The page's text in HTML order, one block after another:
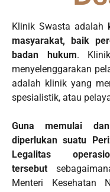
Klinik Swasta adalah
masyarakat, baik
badan hukum.
menyelenggarakan
adalah klinik yang
spesialistik, atau
Guna memulai
diperlukan suatu
Legalitas
tersebut
Menteri Kesehatan